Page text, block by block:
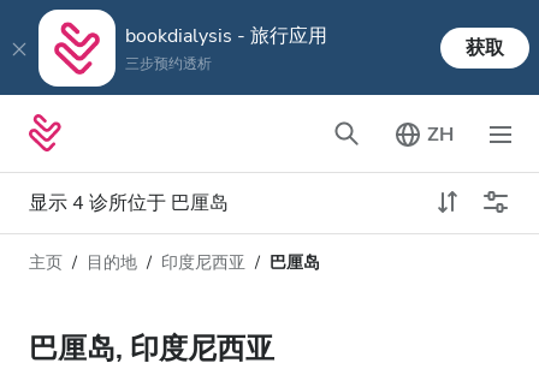
bookdialysis - 旅行应用
三步预约透析
获取
ZH
显示 4 诊所位于 巴厘岛
透析类型
所有透析
距离
主页 目的地 印度尼西亚 巴厘岛
巴厘岛, 印度尼西亚